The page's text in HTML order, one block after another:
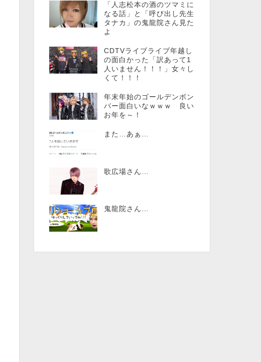
「人志松本の酒のツマミに
なる話」と「呼び出し先生
タナカ」の鬼龍院さん見た
よ
CDTVライブライブ年越し
の面白かった「訳あって1
人いません！！！」女々し
くて！！！
年末年始のゴールデンボン
バー面白いなｗｗｗ 良い
お年を～！
また…あぁ…
歌広場さん…
鬼龍院さん…